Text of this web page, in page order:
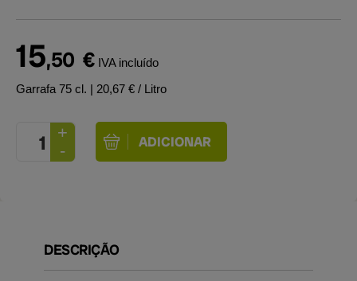
15,50 € IVA incluído
Garrafa 75 cl. | 20,67 € / Litro
DESCRIÇÃO